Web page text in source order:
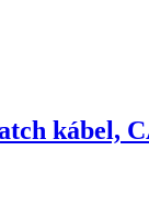
kábel,